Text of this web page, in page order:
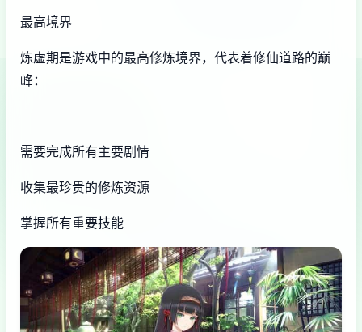
最高境界
炼虚期是游戏中的最高修炼境界，代表着修仙道路的巅
峰：
需要完成所有主要剧情
收集最珍贵的修炼资源
掌握所有重要技能